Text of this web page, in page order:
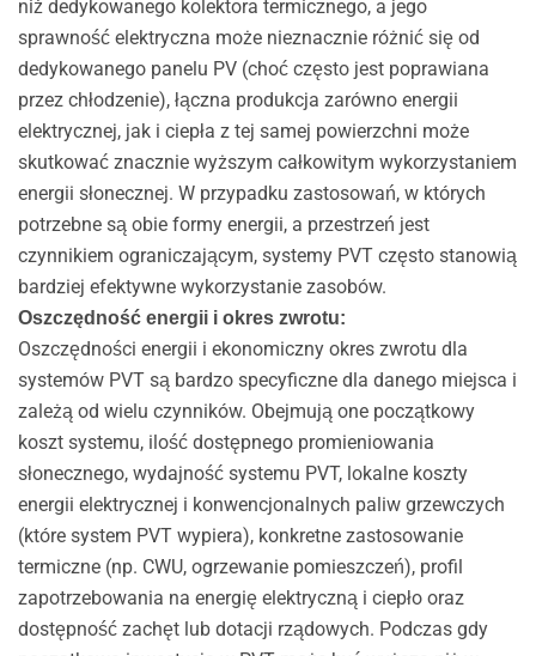
niż dedykowanego kolektora termicznego, a jego
sprawność elektryczna może nieznacznie różnić się od
dedykowanego panelu PV (choć często jest poprawiana
przez chłodzenie), łączna produkcja zarówno energii
elektrycznej, jak i ciepła z tej samej powierzchni może
skutkować znacznie wyższym całkowitym wykorzystaniem
energii słonecznej. W przypadku zastosowań, w których
potrzebne są obie formy energii, a przestrzeń jest
czynnikiem ograniczającym, systemy PVT często stanowią
bardziej efektywne wykorzystanie zasobów.
Oszczędność energii i okres zwrotu:
Oszczędności energii i ekonomiczny okres zwrotu dla
systemów PVT są bardzo specyficzne dla danego miejsca i
zależą od wielu czynników. Obejmują one początkowy
koszt systemu, ilość dostępnego promieniowania
słonecznego, wydajność systemu PVT, lokalne koszty
energii elektrycznej i konwencjonalnych paliw grzewczych
(które system PVT wypiera), konkretne zastosowanie
termiczne (np. CWU, ogrzewanie pomieszczeń), profil
zapotrzebowania na energię elektryczną i ciepło oraz
dostępność zachęt lub dotacji rządowych. Podczas gdy